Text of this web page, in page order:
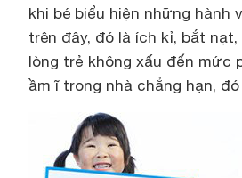
khi bé biểu hiện những
trên đây, đó là ích kỉ, bắt
lòng trẻ không xấu đến mức
ầm ĩ trong nhà chẳng hạn,